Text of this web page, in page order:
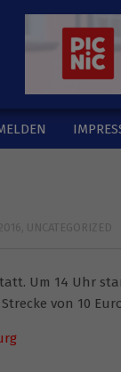
UNCATEGORIZED
Um 14 Uhr
von 10